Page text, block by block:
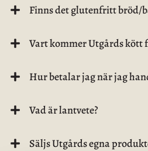
Finns det glutenfritt bröd/
Vart kommer Utgårds kött
Hur betalar jag när jag
Vad är lantvete?
Säljs Utgårds egna